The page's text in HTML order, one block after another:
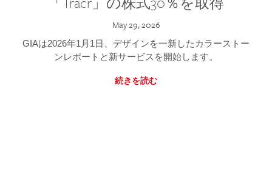
May 29, 2026
GIAは2026年1月1日、デザインを一新したカラーストー
ンレポートと新サービスを開始します。
続きを読む